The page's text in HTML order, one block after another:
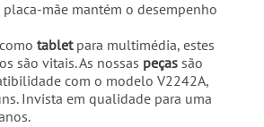
placa-mãe mantém o desempenho
como tabletpara multimédia, estes
são vitais. As nossas peças são
com o modelo V2242A,
Invista em qualidade para uma